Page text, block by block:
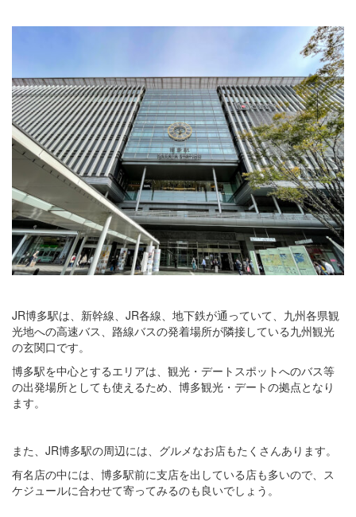
JR博多駅は、新幹線、JR各線、地下鉄が通っていて、九州各県観
光地への高速バス、路線バスの発着場所が隣接している九州観光
の玄関口です。
博多駅を中心とするエリアは、観光・デートスポットへのバス等
の出発場所としても使えるため、博多観光・デートの拠点となり
ます。
また、JR博多駅の周辺には、グルメなお店もたくさんあります。
有名店の中には、博多駅前に支店を出している店も多いので、ス
ケジュールに合わせて寄ってみるのも良いでしょう。